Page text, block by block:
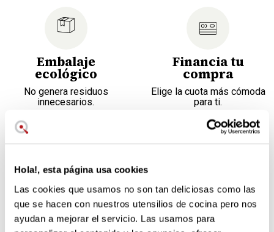
Hola!, esta página usa cookies
Las cookies que usamos no son tan deliciosas como las
que se hacen con nuestros utensilios de cocina pero nos
ayudan a mejorar el servicio. Las usamos para
Embalaje
ecológico
No genera residuos
innecesarios.
Financia tu
compra
Elige la cuota más cómoda
para ti.
Mango ergonómico
Protector con pomo incluído
Libre de BPA
Apta para el lavavajillas
Base antideslizante